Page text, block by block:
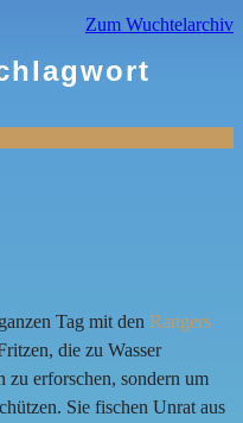
Zum Wuchtelarchiv
Tag mit den Rangers
die zu Wasser
zu erforschen, sondern um
Sie fischen Unrat aus